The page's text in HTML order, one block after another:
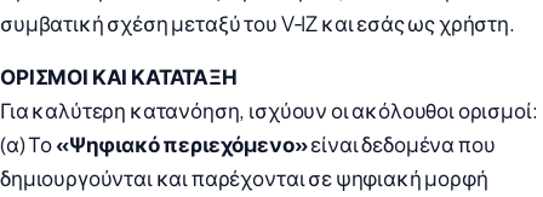
συμβατική σχέση μεταξύ του V‑IZ και εσάς ως χρήστη.
ΟΡΙΣΜΟΙ ΚΑΙ ΚΑΤΑΤΑΞΗ
Για καλύτερη κατανόηση, ισχύουν οι ακόλουθοι ορισμοί:
(α) Το«Ψηφιακό περιεχόμενο»είναι δεδομένα που
δημιουργούνται και παρέχονται σε ψηφιακή μορφή